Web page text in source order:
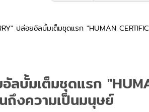
ปล่อยอัลบั้มเต็มชุดแรก "HUMAN
ลบั้มเต็มชุดแรก
ถึงความเป็นมนุษย์